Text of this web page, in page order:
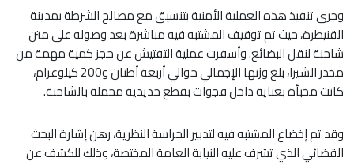
وجرى تنفيذ هذه العملية الأمنية بتنسيق مع مصالح الشرطة بمدينة
القنيطرة، حيث تم توقيف المشتبه فيه مباشرة بعد وصوله على متن
شاحنة لنقل البضائع. وأسفرت عملية التفتيش عن حجز كمية مهمة من
مخدر الشيرا، بلغ وزنها الإجمالي حوالي أربعة أطنان و200 كيلوغرام،
كانت مخبأة بعناية داخل فجوات بقطع حديدية محملة بالشاحنة.
وقد تم إخضاع المشتبه فيه لتدبير الحراسة النظرية، رهن إشارة البحث
القضائي الذي تشرف عليه النيابة العامة المختصة، وذلك للكشف عن